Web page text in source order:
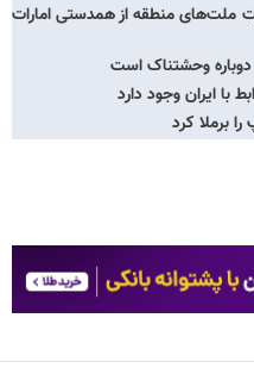
ملت‌های منطقه از همدستی امارات
دوباره وحشتناک است
با ایران وجود دارد
برملا کرد